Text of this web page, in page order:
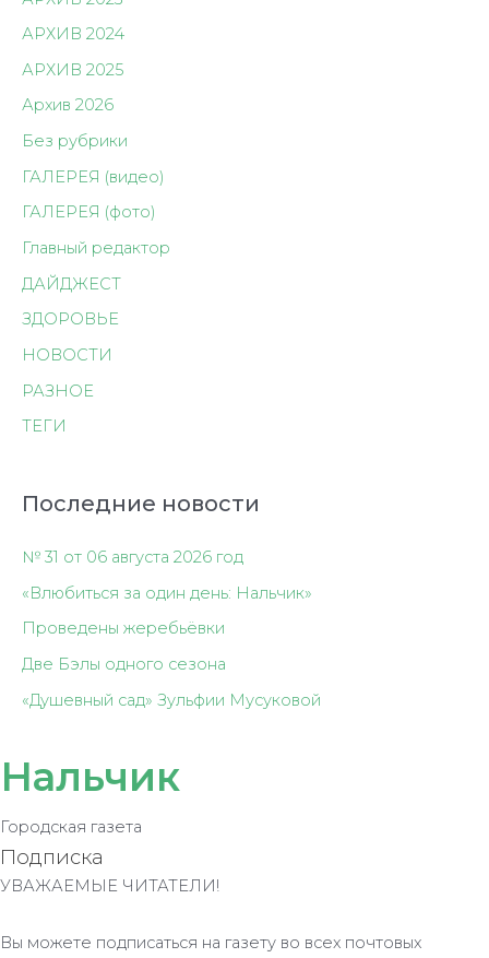
АРХИВ 2024
АРХИВ 2025
Архив 2026
Без рубрики
ГАЛЕРЕЯ (видео)
ГАЛЕРЕЯ (фото)
Главный редактор
ДАЙДЖЕСТ
ЗДОРОВЬЕ
НОВОСТИ
РАЗНОЕ
ТЕГИ
Последние новости
№ 31 от 06 августа 2026 год
«Влюбиться за один день: Нальчик»
Проведены жеребьёвки
Две Бэлы одного сезона
«Душевный сад» Зульфии Мусуковой
Нальчик
Городская газета
Подписка
УВАЖАЕМЫЕ ЧИТАТЕЛИ!
Вы можете подписаться на газету во всех почтовых